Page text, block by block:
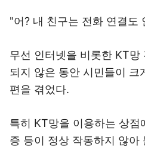
"어? 내 친구는 전화 연결도
무선 인터넷을 비롯한 KT망
되지 않은 동안 시민들이 크
편을 겪었다.
특히 KT망을 이용하는 상점
증 등이 정상 작동하지 않아